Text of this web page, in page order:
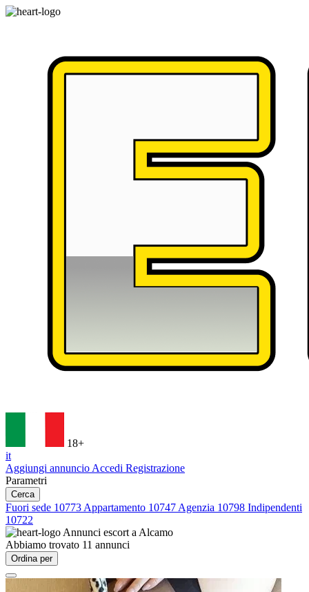
18+
it
Aggiungi annuncio Accedi Registrazione
Parametri
Cerca
Fuori sede 10773 Appartamento 10747 Agenzia 10798 Indipendenti
10722
Annunci escort a Alcamo
Abbiamo trovato 11 annunci
Ordina per